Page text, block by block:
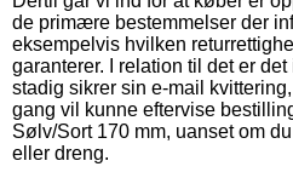
de primære bestemmelser der
eksempelvis hvilken
garanterer. I relation til det er
stadig sikrer sin e-mail
gang vil kunne eftervise
Sølv/Sort 170 mm, uanset om
eller dreng.